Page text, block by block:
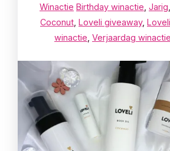
Winactie Birthday winactie Jarig
Coconut Loveli giveaway,
winactie Verjaardag winactie